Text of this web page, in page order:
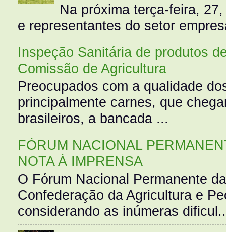
Na próxima terça-feira,
e representantes do setor
Inspeção Sanitária de produtos
Comissão de Agricultura
Preocupados com a qualidade
principalmente carnes, que
brasileiros, a bancada ...
FÓRUM NACIONAL
NOTA À IMPRENSA
O Fórum Nacional Permanente
Confederação da Agricultura e
considerando as inúmeras